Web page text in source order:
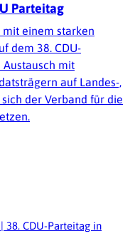
Parteitag
einem starken
dem 38. CDU-
mit
auf Landes-,
der Verband für die
| 38. CDU-Parteitag in